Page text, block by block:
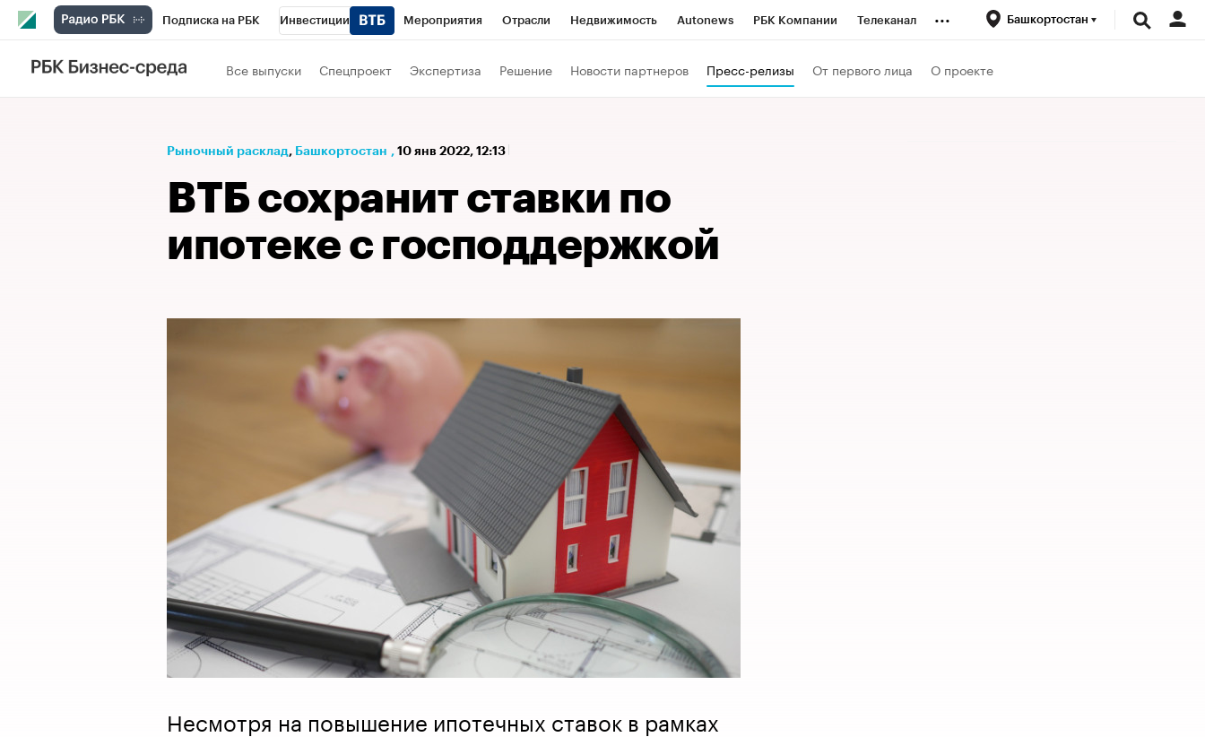
Подписка на РБК Инвестиции Мероприятия Отрасли Недвижимость Autonews РБК Компании Телеканал
РБК Вино
Проверка контрагентов
... Башкортостан
Все выпуски Спецпроект Экспертиза Решение Новости партнеров Пресс-релизы От первого лица О проекте
Рыночный расклад⁠, Башкортостан , 10 янв 2022, 12:13
ВТБ сохранит ставки по
ипотеке с господдержкой
Несмотря на повышение ипотечных ставок в рамках